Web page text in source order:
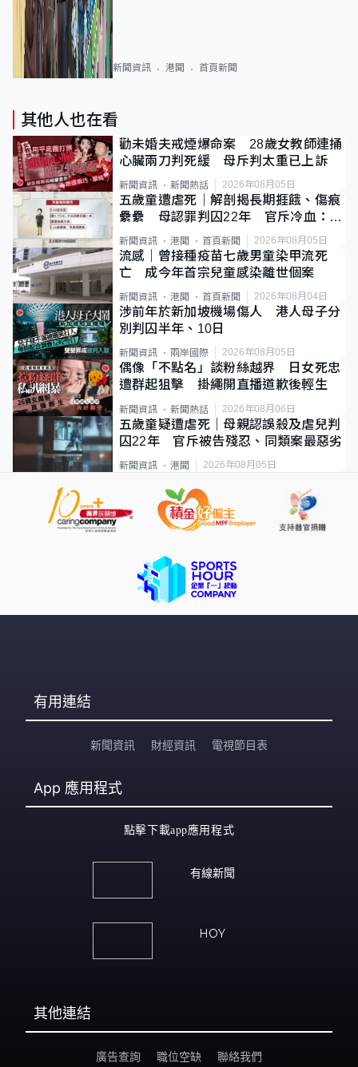
新聞資訊 港聞 首頁新聞
其他人也在看
勸未婚夫戒煙爆命案 28歲女教師連捅
心臟兩刀判死緩 母斥判太重已上訴
新聞資訊 新聞熱話 2026年08月05日
五歲童遭虐死｜解剖揭長期捱餓、傷痕
纍纍 母認罪判囚22年 官斥冷血：同
類案最惡劣
新聞資訊 港聞 首頁新聞 2026年08月05日
流感｜曾接種疫苗七歲男童染甲流死
亡 成今年首宗兒童感染離世個案
新聞資訊 港聞 首頁新聞 2026年08月04日
涉前年於新加坡機場傷人 港人母子分
別判囚半年、10日
新聞資訊 兩岸國際 2026年08月05日
偶像「不點名」談粉絲越界 日女死忠
遭群起狙擊 掛繩開直播道歉後輕生
新聞資訊 新聞熱話 2026年08月06日
五歲童疑遭虐死｜母親認誤殺及虐兒判
囚22年 官斥被告殘忍、同類案最惡劣
新聞資訊 港聞 2026年08月05日
有用連結
新聞資訊 財經資訊 電視節目表
App 應用程式
點擊下載app應用程式
有線新聞
HOY
其他連結
廣告查詢 職位空缺 聯絡我們